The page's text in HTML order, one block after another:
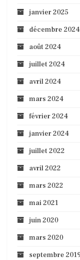
janvier 2025
décembre 2024
août 2024
juillet 2024
avril 2024
mars 2024
février 2024
janvier 2024
juillet 2022
avril 2022
mars 2022
mai 2021
juin 2020
mars 2020
septembre